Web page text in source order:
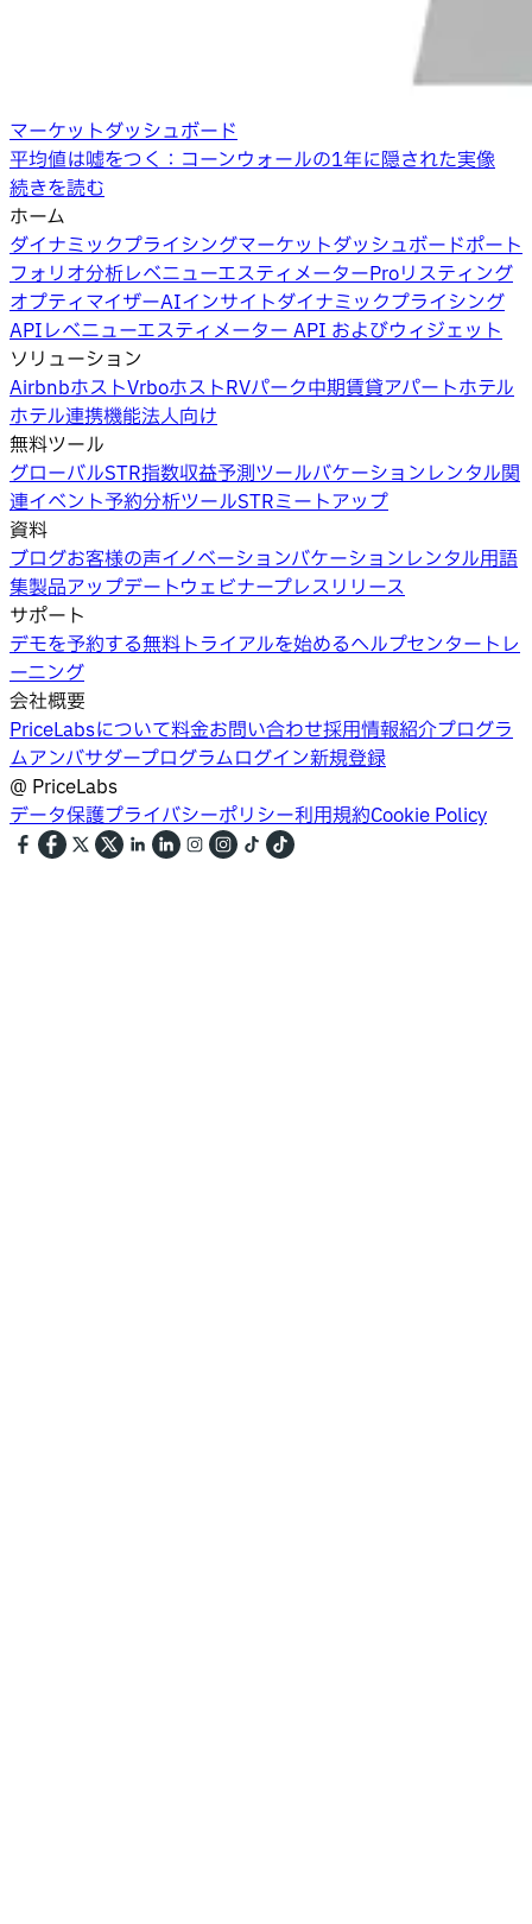
マーケットダッシュボード
平均値は嘘をつく：コーンウォールの1年に隠された実像
続きを読む
ホーム
ダイナミックプライシングマーケットダッシュボードポート
フォリオ分析レベニューエスティメーターProリスティング
オプティマイザーAIインサイトダイナミックプライシング
APIレベニューエスティメーター API およびウィジェット
ソリューション
AirbnbホストVrboホストRVパーク中期賃貸アパートホテル
ホテル連携機能法人向け
無料ツール
グローバルSTR指数収益予測ツールバケーションレンタル関
連イベント予約分析ツールSTRミートアップ
資料
ブログお客様の声イノベーションバケーションレンタル用語
集製品アップデートウェビナープレスリリース
サポート
デモを予約する無料トライアルを始めるヘルプセンター トレ
ーニング
会社概要
PriceLabsについて料金お問い合わせ採用情報紹介プログラ
ムアンバサダープログラムログイン新規登録
@ PriceLabs
データ保護プライバシーポリシー利用規約Cookie Policy